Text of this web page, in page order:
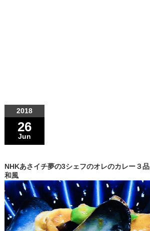
2018
26
Jun
NHKあさイチ夢の3シェフのオレのカレー３
和風